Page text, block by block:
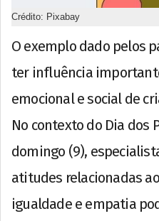
Crédito: Pixabay
O exemplo dado pelos
ter influência
emocional e social de
No contexto do Dia dos
domingo (9),
atitudes relacionadas
igualdade e empatia